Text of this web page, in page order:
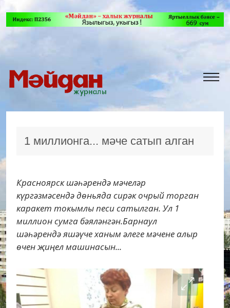
1 миллионга... мәче сатып алган
Красноярск шәһәрендә мәчеләр
күргәзмәсендә дөньяда сирәк очрый торган
каракет токымлы песи сатылган. Ул 1
миллион сумга бәяләнгән.Барнаул
шәһәрендә яшәүче ханым әлеге мәчене алыр
өчен җиңел машинасын...